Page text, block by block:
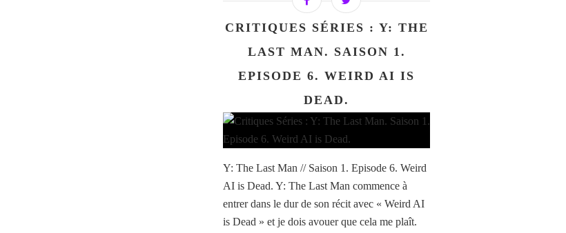
CRITIQUES SÉRIES : Y: THE
LAST MAN. SAISON 1.
EPISODE 6. WEIRD AI IS
DEAD.
Y: The Last Man // Saison 1. Episode 6. Weird
AI is Dead. Y: The Last Man commence à
entrer dans le dur de son récit avec « Weird AI
is Dead » et je dois avouer que cela me plaît.